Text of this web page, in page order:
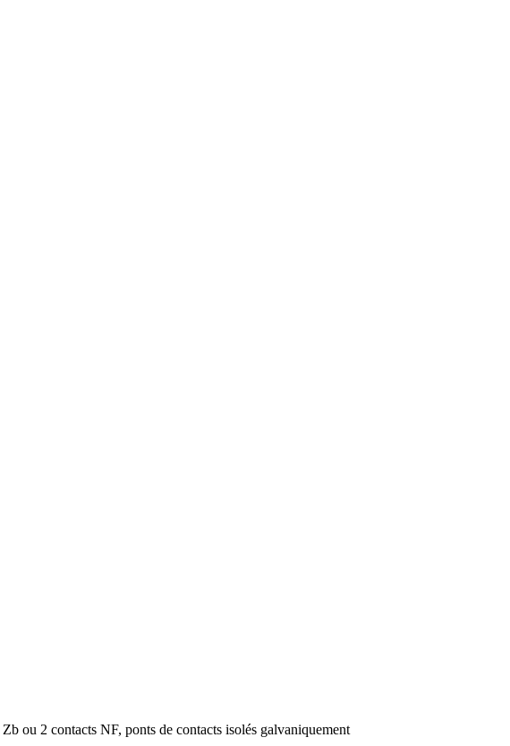
ou 2 contacts NF, ponts de contacts isolés galvaniquement